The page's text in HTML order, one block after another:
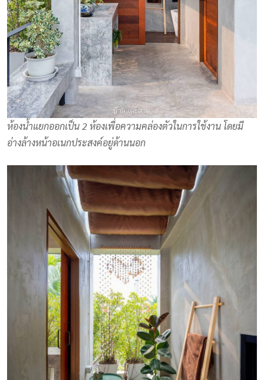
ห้องน้ำแยกออกเป็น 2 ห้องเพื่อความคล่องตัวในการใช้งาน โดยมี
อ่างล้างหน้าอเนกประสงค์อยู่ด้านนอก